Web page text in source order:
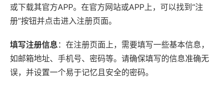
或下载其官方APP。在官方网站或APP上，可以找到“注
册”按钮并点击进入注册页面。
填写注册信息：在注册页面上，需要填写一些基本信息，
如邮箱地址、手机号、密码等。请确保填写的信息准确无
误，并设置一个易于记忆且安全的密码。